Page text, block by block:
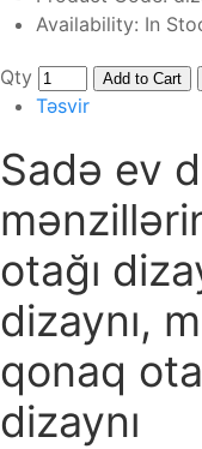
Availability: In
Qty Add to Cart
Təsvir
Sadə ev
otağı
dizaynı,
qonaq
dizaynı